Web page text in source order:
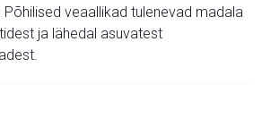
veaallikad tulenevad madala
ja lähedal asuvatest